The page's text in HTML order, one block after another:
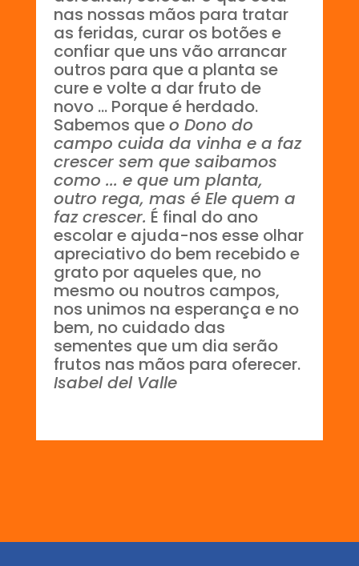
nas nossas mãos para tratar
as feridas, curar os botões e
confiar que uns vão arrancar
outros para que a planta se
cure e volte a dar fruto de
novo ... Porque é herdado.
Sabemos queo Dono do
campo cuida da vinha e a faz
crescer sem que saibamos
como ... e que um planta,
outro rega, mas é Ele quem a
faz crescer. É final do ano
escolar e ajuda-nos esse olhar
apreciativo do bem recebido e
grato por aqueles que, no
mesmo ou noutros campos,
nos unimos na esperança e no
bem, no cuidado das
sementes que um dia serão
frutos nas mãos para oferecer.
Isabel del Valle